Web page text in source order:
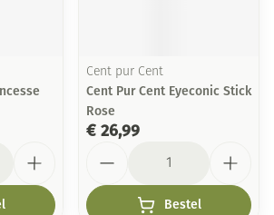
Cent pur Cent
Cent Pur Cent Eyeconic Stick
Rose
€ 26,99
Bestel